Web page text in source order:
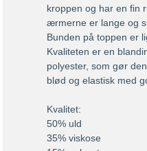
kroppen og har en fin
ærmerne er lange og
Bunden på toppen er
Kvaliteten er en
polyester, som gør
blød og elastisk med
Kvalitet:
50% uld
35% viskose